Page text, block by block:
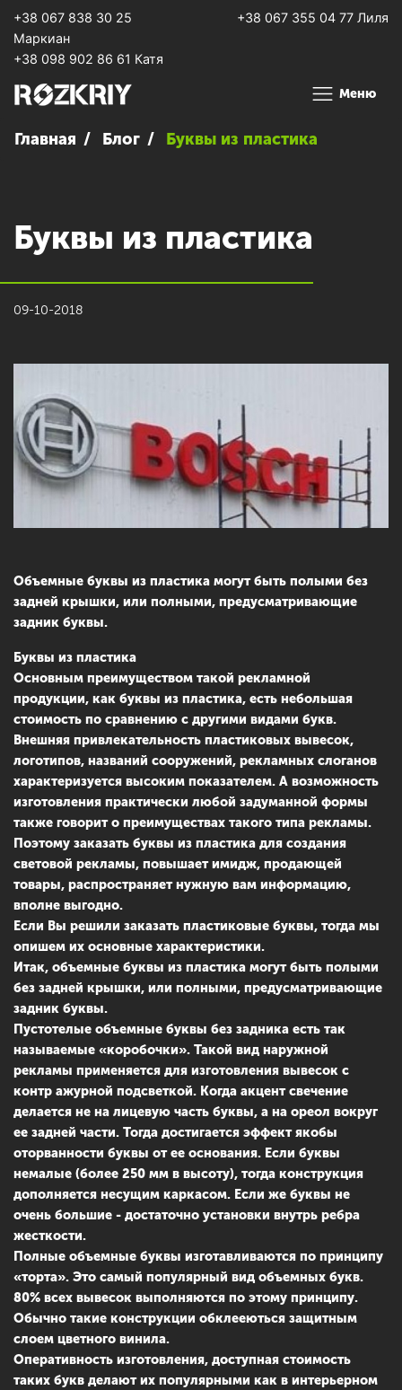
+38 067 838 30 25
Маркиан
+38 067 355 04 77 Лиля
+38 098 902 86 61 Катя
Меню
Главная Блог Буквы из пластика
Буквы из пластика
09-10-2018
Объемные буквы из пластика могут быть полыми без
задней крышки, или полными, предусматривающие
задник буквы.
Буквы из пластика
Основным преимуществом такой рекламной
продукции, как буквы из пластика, есть небольшая
стоимость по сравнению с другими видами букв.
Внешняя привлекательность пластиковых вывесок,
логотипов, названий сооружений, рекламных слоганов
характеризуется высоким показателем. А возможность
изготовления практически любой задуманной формы
также говорит о преимуществах такого типа рекламы.
Поэтому заказать буквы из пластика для создания
световой рекламы, повышает имидж, продающей
товары, распространяет нужную вам информацию,
вполне выгодно.
Если Вы решили заказать пластиковые буквы, тогда мы
опишем их основные характеристики.
Итак, объемные буквы из пластика могут быть полыми
без задней крышки, или полными, предусматривающие
задник буквы.
Пустотелые объемные буквы без задника есть так
называемые «коробочки». Такой вид наружной
рекламы применяется для изготовления вывесок с
контр ажурной подсветкой. Когда акцент свечение
делается не на лицевую часть буквы, а на ореол вокруг
ее задней части. Тогда достигается эффект якобы
оторванности буквы от ее основания. Если буквы
немалые (более 250 мм в высоту), тогда конструкция
дополняется несущим каркасом. Если же буквы не
очень большие - достаточно установки внутрь ребра
жесткости.
Полные объемные буквы изготавливаются по принципу
«торта». Это самый популярный вид объемных букв.
80% всех вывесок выполняются по этому принципу.
Обычно такие конструкции обклееються защитным
слоем цветного винила.
Оперативность изготовления, доступная стоимость
таких букв делают их популярными как в интерьерном